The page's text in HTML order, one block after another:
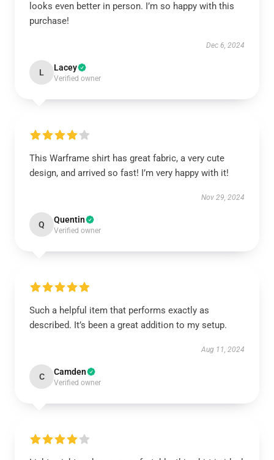
looks even better in person. I’m so happy with this
purchase!
Dec 6, 2024
L Lacey
Verified owner
This Warframe shirt has great fabric, a very cute
design, and arrived so fast! I’m very happy with it!
Nov 29, 2024
Q Quentin
Verified owner
Such a helpful item that performs exactly as
described. It’s been a great addition to my setup.
Aug 11, 2024
C Camden
Verified owner